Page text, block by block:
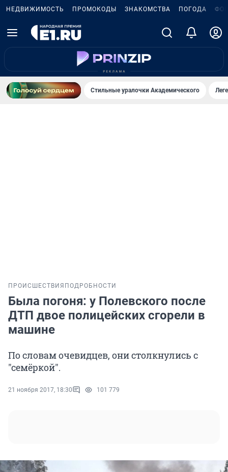
НЕДВИЖИМОСТЬ ПРОМОКОДЫ ЗНАКОМСТВА ПОГОДА
Стильные уралочки Академического
ПРОИСШЕСТВИЯ ПОДРОБНОСТИ
Была погоня: у Полевского после
ДТП двое полицейских сгорели в
машине
По словам очевидцев, они столкнулись с
"семёркой".
21 ноября 2017, 18:30 101 779